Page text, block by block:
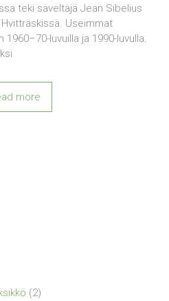
teki säveltäjä Jean Sibelius
Useimmat
luvuilla ja 1990-luvulla.
more
(2)